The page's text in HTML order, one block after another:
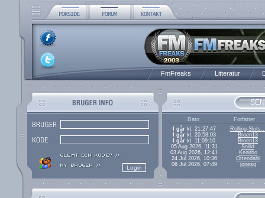
FmFreaks Litteratur
Dato
Forfatter
I gårkl. 21:27:47
Rolling-
I gårkl. 20:58:03
Broen13
I går kl. 11:09:10
Broen13
05 Aug 2026, 11:31
Snilld
03 Aug 2026, 12:41
Kenitho
24 Jul 2026, 10:36
Ottendahl
06 Jul 2026, 07:49
jonesg